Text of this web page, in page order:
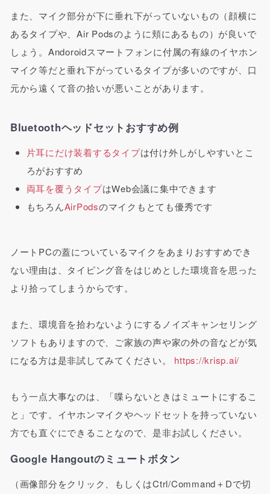
また、マイク部分が下に垂れ下がっていないもの（顔横に
あるタイプや、Air Podsのように頬にあるもの）が良いで
しょう。Andoroidスマートフォンに付属の有線のイヤホン
マイク等だと垂れ下がっているタイプが多いのですが、口
元から遠くて音の拾いが悪いことがあります。
Bluetoothヘッドセットおすすめ例
片耳にだけ装着するタイプは付け外しがしやすいとこ
ろがおすすめ
両耳を覆うタイプはWeb会議に集中できます
もちろんAirPodsのマイクもとても優秀です
ノートPCの蓋についているマイクをあまりおすすめでき
ない理由は、タイピング音をはじめとした環境音を思った
より拾ってしまうからです。
また、環境音を拾わないようにするノイズキャンセリング
ソフトもありますので、ご家族の声や家の外の音などが気
になる方は是非試してみてください。 https://krisp.ai/
もう一点大事なのは、「喋らないときはミュートにするこ
と」です。イヤホンマイクやヘッドセットを持っていない
方でも直ぐにできることなので、是非お試しください。
Google Hangoutのミュートボタン
（画像部分をクリック、もしくはCtrl/Command＋Dで切